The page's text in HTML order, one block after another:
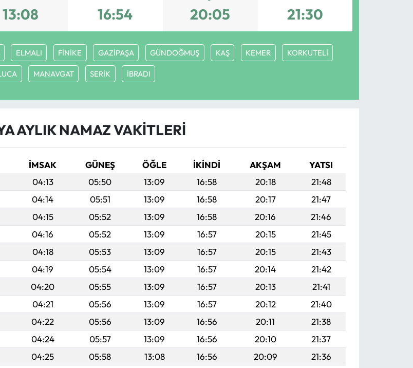
13:08 16:54 20:05 21:30
ELMALI FİNİKE GAZİPAŞA GÜNDOĞMUŞ KAŞ KEMER KORKUTELİ
MANAVGAT SERİK İBRADI
AYLIK NAMAZ VAKITLERI
İMSAK GÜNEŞ ÖĞLE İKINDI AKŞAM
YATSI
04:13 05:50 13:09 16:58 20:18
21:48
04:14 05:51 13:09 16:58 20:17
21:47
04:15 05:52 13:09 16:58 20:16
21:46
04:16 05:52 13:09 16:57 20:15
21:45
04:18 05:53 13:09 16:57 20:15
21:43
04:19 05:54 13:09 16:57 20:14
21:42
04:20 05:55 13:09 16:57 20:13
21:41
04:21 05:56 13:09 16:57 20:12
21:40
04:22 05:56 13:09 16:56 20:11
21:38
04:24 05:57 13:09 16:56 20:10
21:37
04:25 05:58 13:08 16:56 20:09
21:36